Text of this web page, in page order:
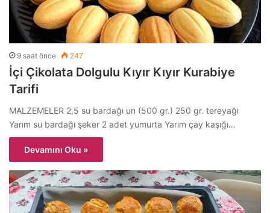
9 saat önce 247
İçi Çikolata Dolgulu Kıyır Kıyır Kurabiye
Tarifi
MALZEMELER 2,5 su bardağı un (500 gr.) 250 gr. tereyağı
Yarım su bardağı şeker 2 adet yumurta Yarım çay kaşığı…
Devamını Oku »